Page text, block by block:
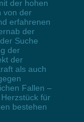
der hohen
von der
erfahrenen
der
Suche
der
der
als auch
Fallen –
für
bestehen